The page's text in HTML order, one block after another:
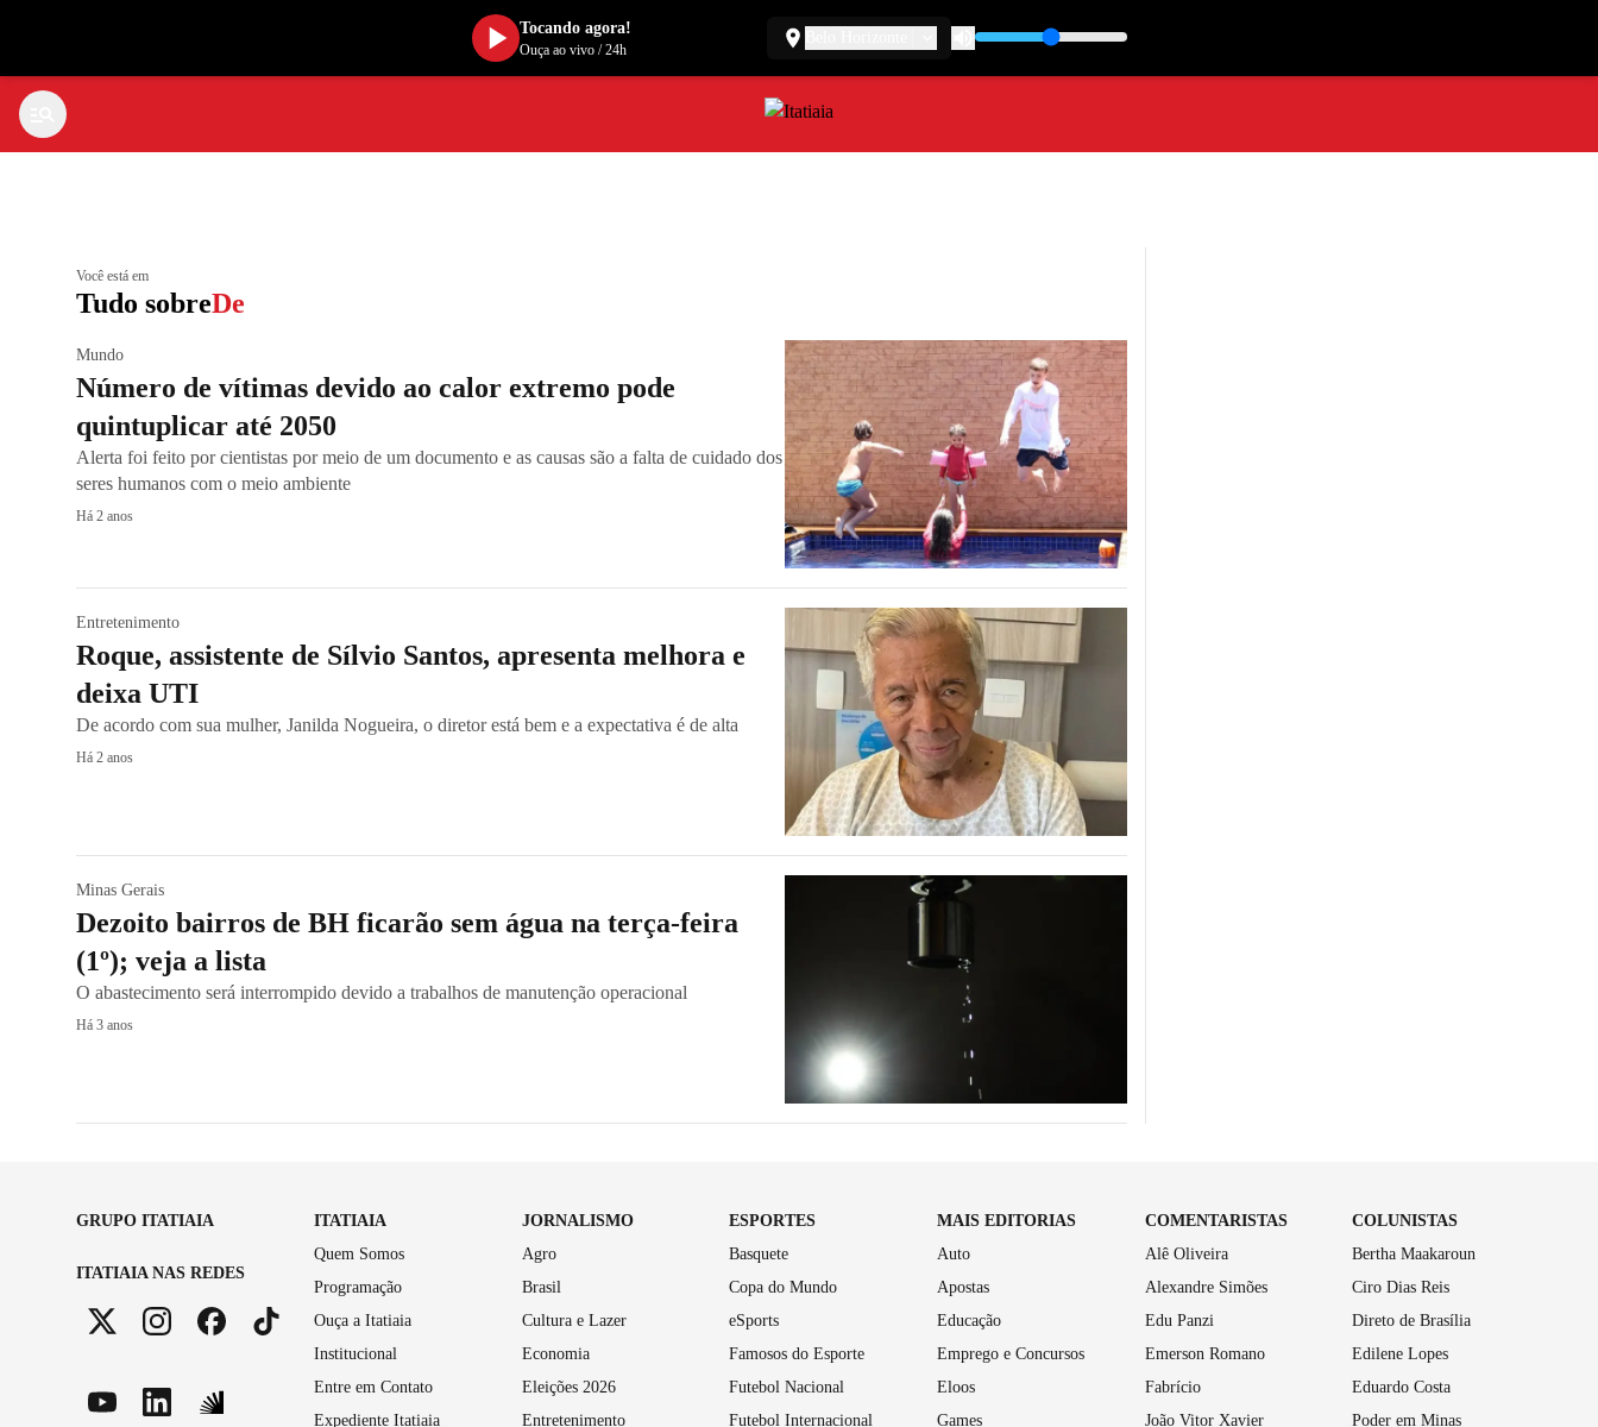
Você está em
Tudo sobreDe
Mundo
Número de vítimas devido ao calor extremo pode
quintuplicar até 2050
Alerta foi feito por cientistas por meio de um documento e as causas são a falta de cuidado dos
seres humanos com o meio ambiente
Há 2 anos
Entretenimento
Roque, assistente de Sílvio Santos, apresenta melhora e
deixa UTI
De acordo com sua mulher, Janilda Nogueira, o diretor está bem e a expectativa é de alta
Há 2 anos
Minas Gerais
Dezoito bairros de BH ficarão sem água na terça-feira
(1º); veja a lista
O abastecimento será interrompido devido a trabalhos de manutenção operacional
Há 3 anos
GRUPO ITATIAIA
ITATIAIA NAS REDES
ITATIAIA
Quem Somos
Programação
Ouça a Itatiaia
Institucional
Entre em Contato
Expediente Itatiaia
JORNALISMO
Agro
Brasil
Cultura e Lazer
Economia
Eleições 2026
Entretenimento
ESPORTES
Basquete
Copa do Mundo
eSports
Famosos do Esporte
Futebol Nacional
Futebol Internacional
MAIS EDITORIAS
Auto
Apostas
Educação
Emprego e Concursos
Eloos
Games
COMENTARISTAS
Alê Oliveira
Alexandre Simões
Edu Panzi
Emerson Romano
Fabrício
João Vitor Xavier
COLUNISTAS
Bertha Maakaroun
Ciro Dias Reis
Direto de Brasília
Edilene Lopes
Eduardo Costa
Poder em Minas
Tocando agora!
Ouça ao vivo/24h